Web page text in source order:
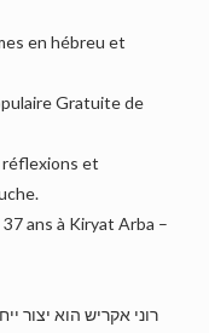
en hébreu et
Gratuite de
réflexions et
ans à Kiryat Arba –
רוני אקריש הוא יצור